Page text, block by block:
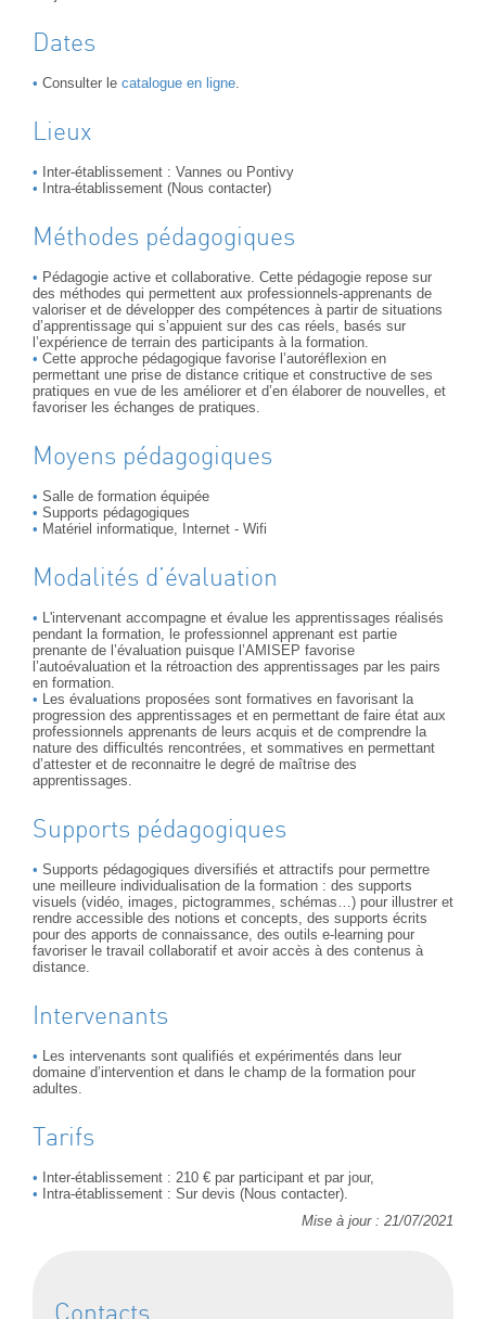
Dates
Consulter le catalogue en ligne.
Lieux
Inter-établissement : Vannes ou Pontivy
Intra-établissement (Nous contacter)
Méthodes pédagogiques
Pédagogie active et collaborative. Cette pédagogie repose sur
des méthodes qui permettent aux professionnels-apprenants de
valoriser et de développer des compétences à partir de situations
d’apprentissage qui s’appuient sur des cas réels, basés sur
l’expérience de terrain des participants à la formation.
Cette approche pédagogique favorise l’autoréflexion en
permettant une prise de distance critique et constructive de ses
pratiques en vue de les améliorer et d’en élaborer de nouvelles, et
favoriser les échanges de pratiques.
Moyens pédagogiques
Salle de formation équipée
Supports pédagogiques
Matériel informatique, Internet - Wifi
Modalités d’évaluation
L'intervenant accompagne et évalue les apprentissages réalisés
pendant la formation, le professionnel apprenant est partie
prenante de l’évaluation puisque l’AMISEP favorise
l’autoévaluation et la rétroaction des apprentissages par les pairs
en formation.
Les évaluations proposées sont formatives en favorisant la
progression des apprentissages et en permettant de faire état aux
professionnels apprenants de leurs acquis et de comprendre la
nature des difficultés rencontrées, et sommatives en permettant
d’attester et de reconnaitre le degré de maîtrise des
apprentissages.
Supports pédagogiques
Supports pédagogiques diversifiés et attractifs pour permettre
une meilleure individualisation de la formation : des supports
visuels (vidéo, images, pictogrammes, schémas…) pour illustrer et
rendre accessible des notions et concepts, des supports écrits
pour des apports de connaissance, des outils e-learning pour
favoriser le travail collaboratif et avoir accès à des contenus à
distance.
Intervenants
Les intervenants sont qualifiés et expérimentés dans leur
domaine d’intervention et dans le champ de la formation pour
adultes.
Tarifs
Inter-établissement : 210 € par participant et par jour,
Intra-établissement : Sur devis (Nous contacter).
Mise à jour : 21/07/2021